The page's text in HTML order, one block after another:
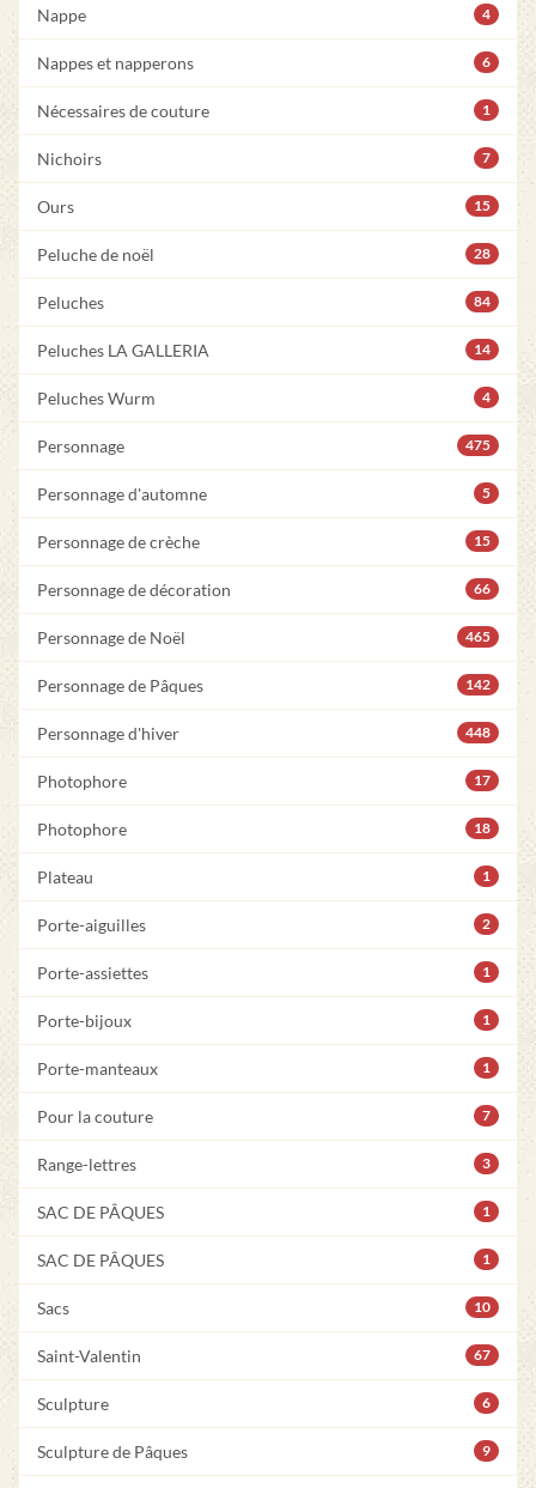
Nappe 4
Nappes et napperons 6
Nécessaires de couture 1
Nichoirs 7
Ours 15
Peluche de noël 28
Peluches 84
Peluches LA GALLERIA 14
Peluches Wurm 4
Personnage 475
Personnage d'automne 5
Personnage de crèche 15
Personnage de décoration 66
Personnage de Noël 465
Personnage de Pâques 142
Personnage d'hiver 448
Photophore 17
Photophore 18
Plateau 1
Porte-aiguilles 2
Porte-assiettes 1
Porte-bijoux 1
Porte-manteaux 1
Pour la couture 7
Range-lettres 3
SAC DE PÂQUES 1
SAC DE PÂQUES 1
Sacs 10
Saint-Valentin 67
Sculpture 6
Sculpture de Pâques 9